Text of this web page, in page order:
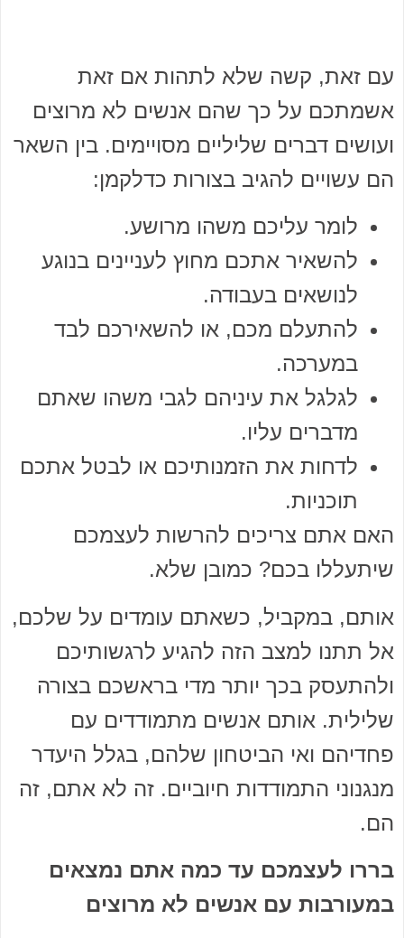
עם זאת, קשה שלא לתהות אם זאת
אשמתכם על כך שהם אנשים לא מרוצים
ועושים דברים שליליים מסויימים. בין השאר
הם עשויים להגיב בצורות כדלקמן:
לומר עליכם משהו מרושע.
להשאיר אתכם מחוץ לעניינים בנוגע
לנושאים בעבודה.
להתעלם מכם, או להשאירכם לבד
במערכה.
לגלגל את עיניהם לגבי משהו שאתם
מדברים עליו.
לדחות את הזמנותיכם או לבטל אתכם
תוכניות.
האם אתם צריכים להרשות לעצמכם
שיתעללו בכם? כמובן שלא.
אותם, במקביל, כשאתם עומדים על שלכם,
אל תתנו למצב הזה להגיע לרגשותיכם
ולהתעסק בכך יותר מדי בראשכם בצורה
שלילית. אותם אנשים מתמודדים עם
פחדיהם ואי הביטחון שלהם, בגלל היעדר
מנגנוני התמודדות חיוביים. זה לא אתם, זה
הם.
בררו לעצמכם עד כמה אתם נמצאים
במעורבות עם אנשים לא מרוצים